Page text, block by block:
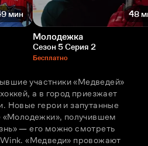
мин 48
Молодежка
Сезон 5 Серия 2
Бесплатно
участники «Медведей»
а в город приезжает
Новые герои и запутанные
«Молодежки», получившем
— его можно смотреть
«Медведи» провожают